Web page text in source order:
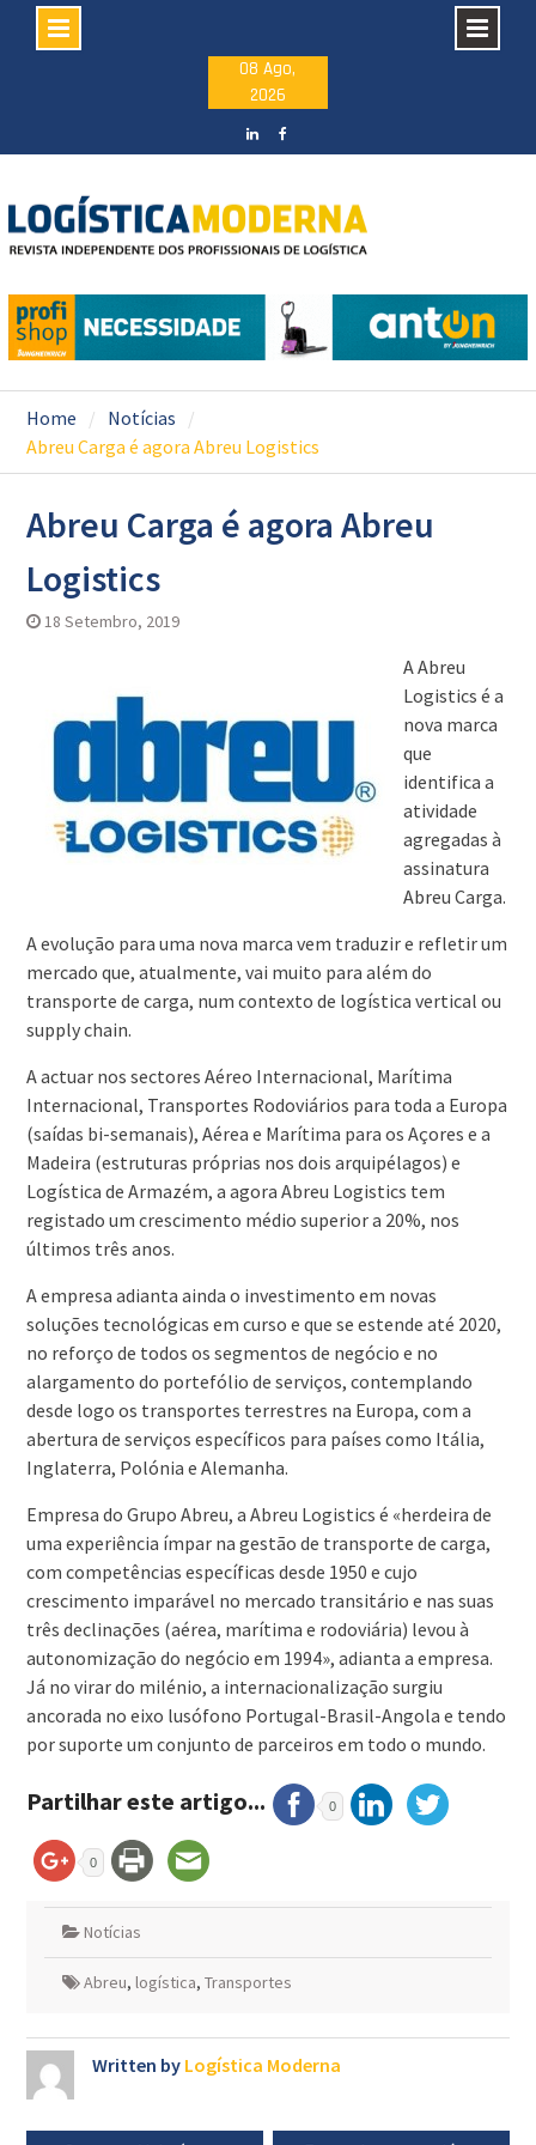
08 Ago,
2026
Home
Notícias
Abreu Carga é agora Abreu Logistics
Abreu Carga é agora Abreu
Logistics
18 Setembro, 2019
A Abreu
Logistics é a
nova marca
que
identifica a
atividade
agregadas à
assinatura
Abreu Carga.
A evolução para uma nova marca vem traduzir e refletir um
mercado que, atualmente, vai muito para além do
transporte de carga, num contexto de logística vertical ou
supply chain.
A actuar nos sectores Aéreo Internacional, Marítima
Internacional, Transportes Rodoviários para toda a Europa
(saídas bi-semanais), Aérea e Marítima para os Açores e a
Madeira (estruturas próprias nos dois arquipélagos) e
Logística de Armazém, a agora Abreu Logistics tem
registado um crescimento médio superior a 20%, nos
últimos três anos.
A empresa adianta ainda o investimento em novas
soluções tecnológicas em curso e que se estende até 2020,
no reforço de todos os segmentos de negócio e no
alargamento do portefólio de serviços, contemplando
desde logo os transportes terrestres na Europa, com a
abertura de serviços específicos para países como Itália,
Inglaterra, Polónia e Alemanha.
Empresa do Grupo Abreu, a Abreu Logistics é «herdeira de
uma experiência ímpar na gestão de transporte de carga,
com competências específicas desde 1950 e cujo
crescimento imparável no mercado transitário e nas suas
três declinações (aérea, marítima e rodoviária) levou à
autonomização do negócio em 1994», adianta a empresa.
Já no virar do milénio, a internacionalização surgiu
ancorada no eixo lusófono Portugal-Brasil-Angola e tendo
por suporte um conjunto de parceiros em todo o mundo.
Partilhar este artigo... 0
0
Notícias
Abreu, logística, Transportes
Written by Logística Moderna
Navegação